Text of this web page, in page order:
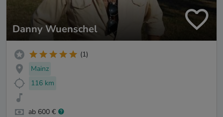
Danny Wuenschel
(1)
Mainz
116 km
ab 600 €